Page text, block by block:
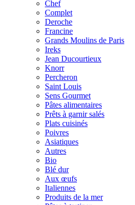
Chef
Complet
Deroche
Francine
Grands Moulins de Paris
Ireks
Jean Ducourtieux
Knorr
Percheron
Saint Louis
Sens Gourmet
Pâtes alimentaires
Prêts à garnir salés
Plats cuisinés
Poivres
Asiatiques
Autres
Bio
Blé dur
Aux œufs
Italiennes
Produits de la mer